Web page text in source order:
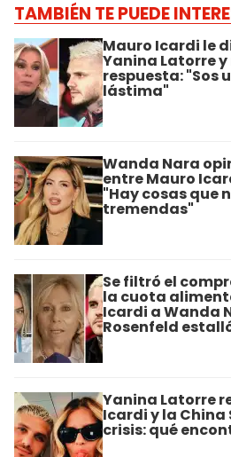
TAMBIÉN TE PUEDE
Mauro Icardi le
Yanina Latorre
respuesta: "Sos
lástima"
Wanda Nara
entre Mauro
"Hay cosas que
tremendas"
Se filtró el
la cuota
Icardi a Wanda
Rosenfeld
Yanina Latorre
Icardi y la China
crisis: qué